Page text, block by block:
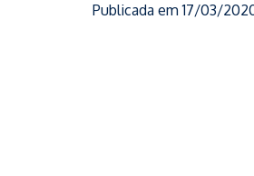
Publicada em 17/03/